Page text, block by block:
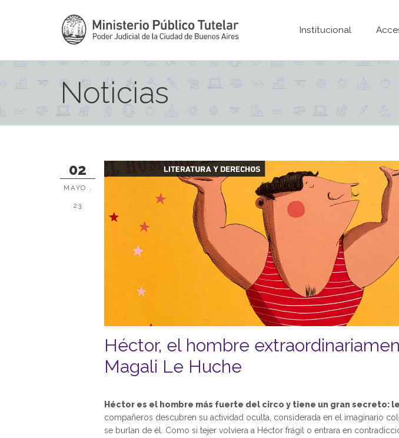
Institucional
Noticias
Héctor, el hombre
Magali Le Huche
02
MAYO ,
23
Héctor es el hombre más fuerte del circo y tiene un gran secreto:
compañeros descubren su actividad oculta, considerada en el imaginario
se burlan de él. Como si tejer volviera a Héctor frágil o entrara en